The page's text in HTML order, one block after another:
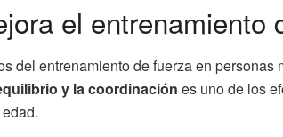
el entrenamiento
del entrenamiento de fuerza en
y la coordinación es uno de los